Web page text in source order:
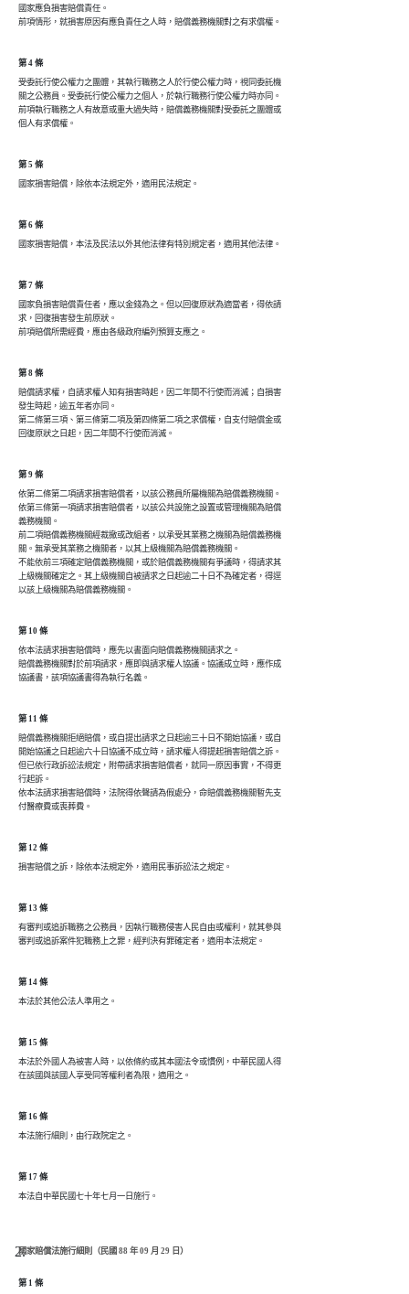
國家應負損害賠償責任。
第 4 條
受委託行使公權力之團體，其執行職務之人於行使公權力時，視同委託機
關之公務員。受委託行使公權力之個人，於執行職務行使公權力時亦同。
前項執行職務之人有故意或重大過失時，賠償義務機關對受委託之團體或
第 5 條
第 6 條
第 7 條
國家負損害賠償責任者，應以金錢為之。但以回復原狀為適當者，得依請
求，回復損害發生前原狀。
第 8 條
賠償請求權，自請求權人知有損害時起，因二年間不行使而消滅；自損害
發生時起，逾五年者亦同。
第二條第三項、第三條第二項及第四條第二項之求償權，自支付賠償金或
第 9 條
依第二條第二項請求損害賠償者，以該公務員所屬機關為賠償義務機關。
依第三條第一項請求損害賠償者，以該公共設施之設置或管理機關為賠償
義務機關。
前二項賠償義務機關經裁撤或改組者，以承受其業務之機關為賠償義務機
關。無承受其業務之機關者，以其上級機關為賠償義務機關。
不能依前三項確定賠償義務機關，或於賠償義務機關有爭議時，得請求其
上級機關確定之。其上級機關自被請求之日起逾二十日不為確定者，得逕
第 10 條
依本法請求損害賠償時，應先以書面向賠償義務機關請求之。
賠償義務機關對於前項請求，應即與請求權人協議。協議成立時，應作成
第 11 條
賠償義務機關拒絕賠償，或自提出請求之日起逾三十日不開始協議，或自
開始協議之日起逾六十日協議不成立時，請求權人得提起損害賠償之訴。
但已依行政訴訟法規定，附帶請求損害賠償者，就同一原因事實，不得更
行起訴。
依本法請求損害賠償時，法院得依聲請為假處分，命賠償義務機關暫先支
付醫療費或喪葬費。
第 12 條
第 13 條
有審判或追訴職務之公務員，因執行職務侵害人民自由或權利，就其參與
第 14 條
第 15 條
本法於外國人為被害人時，以依條約或其本國法令或慣例，中華民國人得
第 16 條
第 17 條
國家賠償法施行細則（民國 88 年 09 月 29 日）
第 1 條